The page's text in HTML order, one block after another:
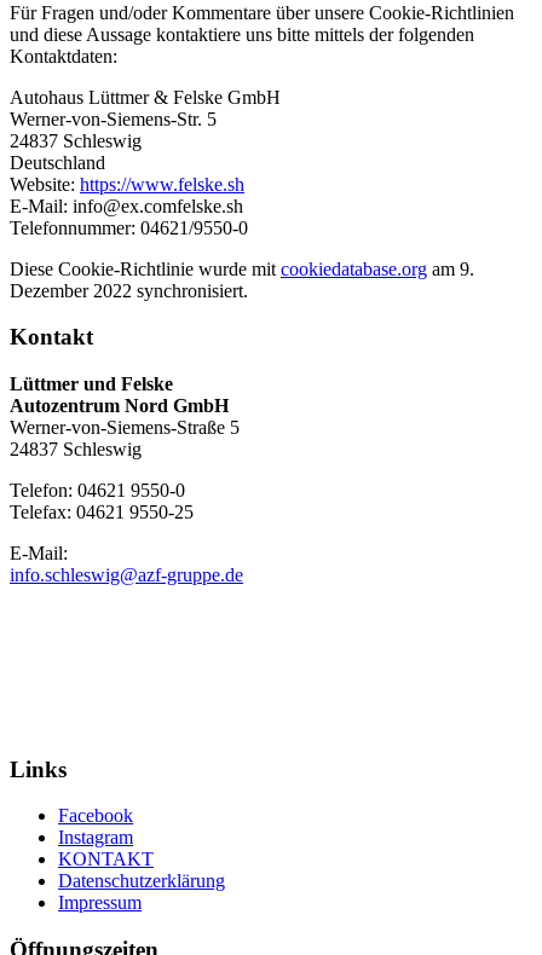
Für Fragen und/oder Kommentare über unsere Cookie-Richtlinien
und diese Aussage kontaktiere uns bitte mittels der folgenden
Kontaktdaten:
Autohaus Lüttmer & Felske GmbH
Werner-von-Siemens-Str. 5
24837 Schleswig
Deutschland
Website: https://www.felske.sh
E-Mail: info@ex.comfelske.sh
Telefonnummer: 04621/9550-0
Diese Cookie-Richtlinie wurde mit cookiedatabase.org am 9.
Dezember 2022 synchronisiert.
Kontakt
Lüttmer und Felske
Autozentrum Nord GmbH
Werner-von-Siemens-Straße 5
24837 Schleswig
Telefon: 04621 9550-0
Telefax: 04621 9550-25
E-Mail:
info.schleswig@azf-gruppe.de
Links
Facebook
Instagram
KONTAKT
Datenschutzerklärung
Impressum
Öffnungszeiten